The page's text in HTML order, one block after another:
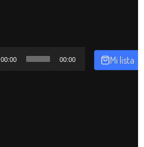
00:00 00:00 Mi lista